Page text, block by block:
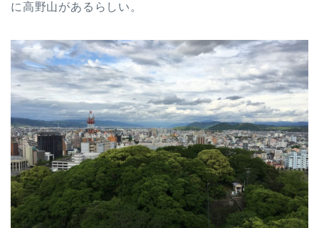
に高野山があるらしい。